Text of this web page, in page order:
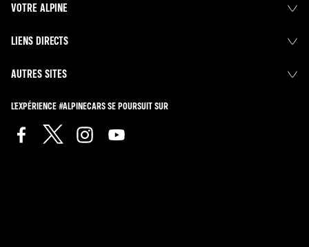
VOTRE ALPINE
LIENS DIRECTS
AUTRES SITES
L'EXPÉRIENCE #ALPINECARS SE POURSUIT SUR